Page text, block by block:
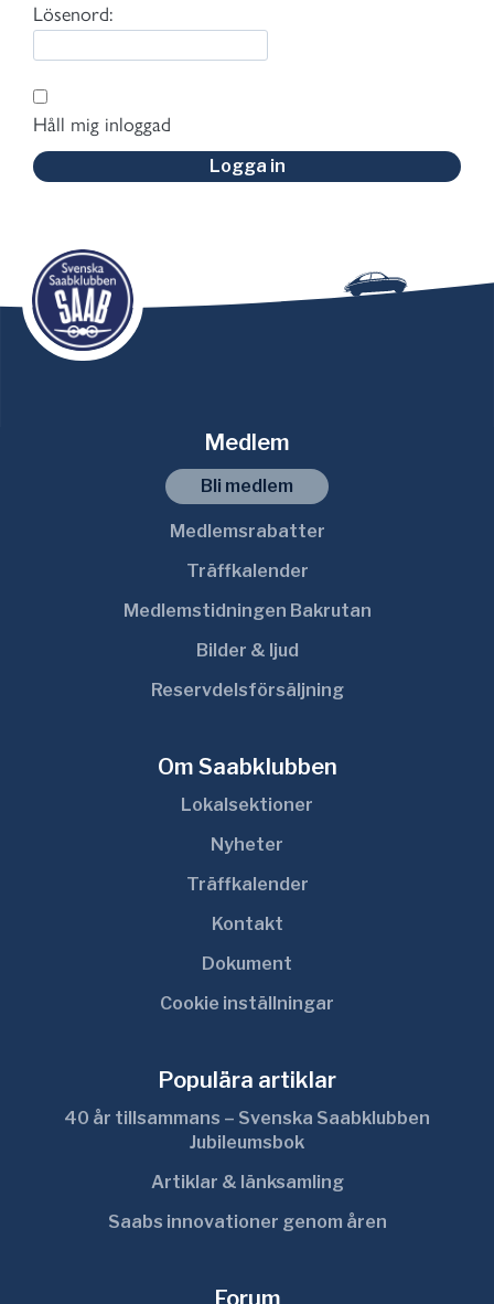
Lösenord:
Håll mig inloggad
Logga in
Medlem
Bli medlem
Medlemsrabatter
Träffkalender
Medlemstidningen Bakrutan
Bilder & ljud
Reservdelsförsäljning
Om Saabklubben
Lokalsektioner
Nyheter
Träffkalender
Kontakt
Dokument
Cookie inställningar
Populära artiklar
40 år tillsammans – Svenska Saabklubben
Jubileumsbok
Artiklar & länksamling
Saabs innovationer genom åren
Forum